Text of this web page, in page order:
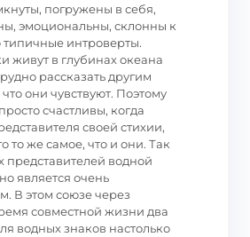
погружены в себя,
эмоциональны, склонны к
типичные интроверты.
живут в глубинах океана
рассказать другим
они чувствуют. Поэтому
счастливы, когда
своей стихии,
то же самое, что и они. Так
представителей водной
является очень
В этом союзе через
совместной жизни два
водных знаков настолько